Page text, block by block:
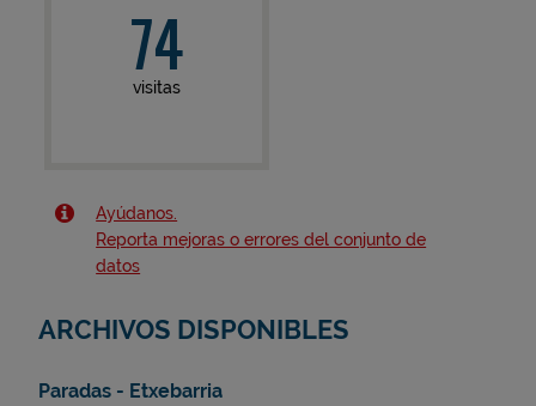
74
visitas
Ayúdanos.
Reporta mejoras o errores del conjunto de
datos
ARCHIVOS DISPONIBLES
Paradas - Etxebarria